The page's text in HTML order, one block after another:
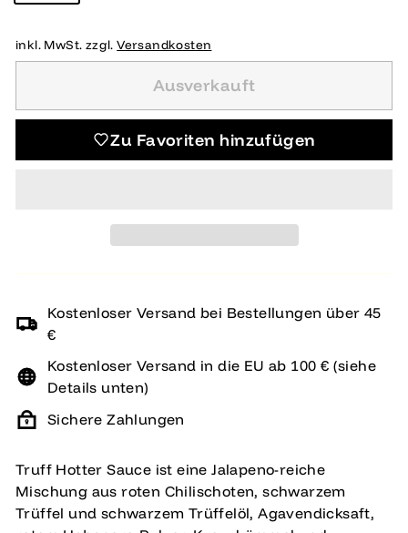
inkl. MwSt. zzgl.Versandkosten
Ausverkauft
Zu Favoriten hinzufügen
Kostenloser Versand bei Bestellungen über 45
€
Kostenloser Versand in die EU ab 100 € (siehe
Details unten)
Sichere Zahlungen
Truff Hotter Sauce ist eine Jalapeno-reiche
Mischung aus roten Chilischoten, schwarzem
Trüffel und schwarzem Trüffelöl, Agavendicksaft,